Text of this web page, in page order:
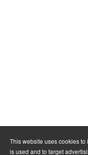
This website uses cookies
is used and to target